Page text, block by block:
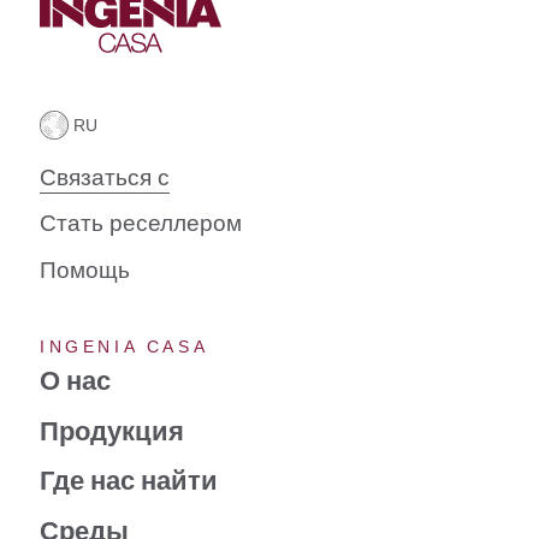
Связаться с
Стать реселлером
Помощь
INGENIA CASA
О нас
Продукция
Где нас найти
Среды